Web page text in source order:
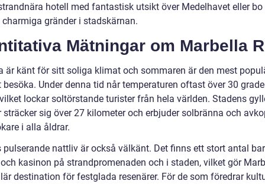
hotell med fantastisk utsikt över Medelhavet eller
gränder i stadskärnan.
Mätningar om Marbella
är känt för sitt soliga klimat och sommaren är den mest
besöka. Under denna tid når temperaturen oftast över 30
lockar soltörstande turister från hela världen. Stadens
sträcker sig över 27 kilometer och erbjuder solbränna och
i alla åldrar.
pulserande nattliv är också välkänt. Det finns ett stort antal
kasinon på strandpromenaden och i staden, vilket gör
destination för festglada resenärer. För de som föredrar